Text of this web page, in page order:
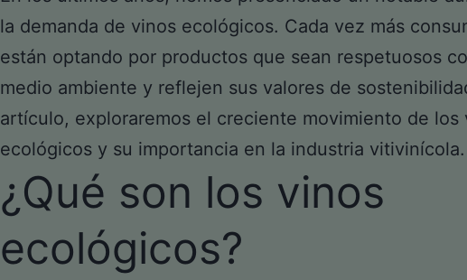
la demanda de vinos ecológicos. Cada vez más
están optando por productos que sean respetuosos
medio ambiente y reflejen sus valores de
artículo, exploraremos el creciente movimiento de los
ecológicos y su importancia en la industria vitivinícola.
¿Qué son los vinos
ecológicos?